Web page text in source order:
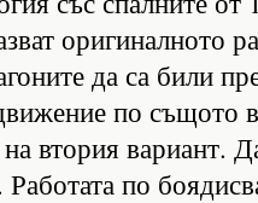
оригиналното
да са били
по същото
втория вариант.
по